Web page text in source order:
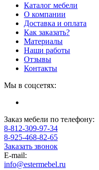
Каталог мебели
О компании
Доставка и оплата
Как заказать?
Материалы
Наши работы
Отзывы
Контакты
Мы в соцсетях:
Заказ мебели по телефону:
8-812-309-97-34
8-925-468-82-65
Заказать звонок
E-mail:
info@estermebel.ru